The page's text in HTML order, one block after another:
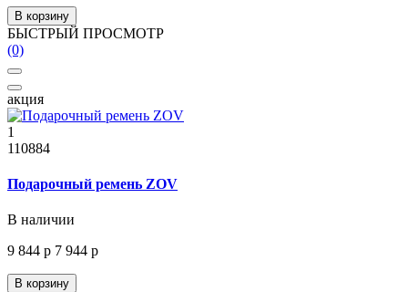
В корзину
БЫСТРЫЙ ПРОСМОТР
(0)
акция
1
110884
Подарочный ремень ZOV
В наличии
9 844 р 7 944 р
В корзину